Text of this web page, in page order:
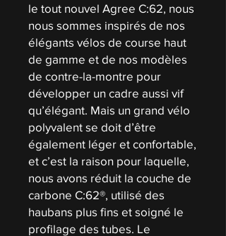
le tout nouvel Agree C:62, nous
nous sommes inspirés de nos
élégants vélos de course haut
de gamme et de nos modèles
de contre-la-montre pour
développer un cadre aussi vif
qu’élégant. Mais un grand vélo
polyvalent se doit d’être
également léger et confortable,
et c’est la raison pour laquelle,
nous avons réduit la couche de
carbone C:62®, utilisé des
haubans plus fins et soigné le
profilage des tubes. Le